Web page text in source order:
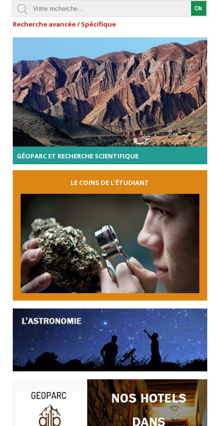
Recherche avancée / Spécifique
GÉOPARC ET RECHERCHE SCIENTIFIQUE
LE COINS DE L’ÉTUDIANT